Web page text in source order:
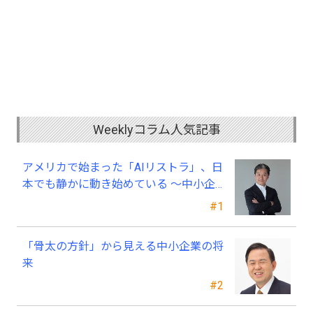
Weeklyコラム人気記事
#1
アメリカで始まった「AIリストラ」、日
本でも静かに動き始めている ～中小企
業経営者が今、見直すべき採用・業務・
#2
「骨太の方針」から見える中小企業の将
来